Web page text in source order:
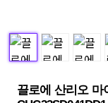
끌로에 산리오 마